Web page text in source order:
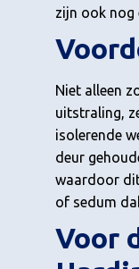
zijn ook nog
Niet alleen
uitstraling,
isolerende
deur
waardoor dit
of sedum
Voor